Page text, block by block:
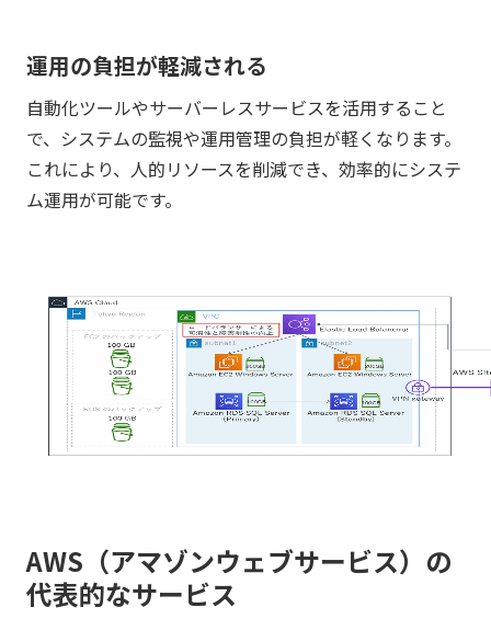
運用の負担が軽減される
自動化ツールやサーバーレスサービスを活用すること
で、システムの監視や運用管理の負担が軽くなります。
これにより、人的リソースを削減でき、効率的にシステ
ム運用が可能です。
AWS（アマゾンウェブサービス）の
代表的なサービス